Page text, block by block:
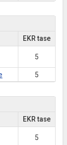
EKR tase
5
5
EKR tase
5